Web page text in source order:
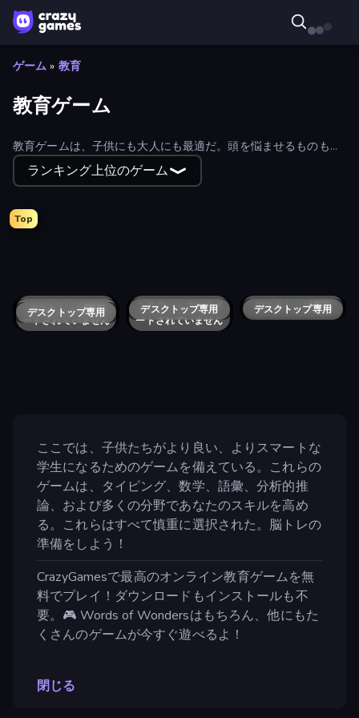
ゲーム » 教育
教育ゲーム
教育ゲームは、子供にも大人にも最適だ。頭を悩ませるものもあ
れば、頭の良さを発揮できるものもある。自分のスタイルに合っ
たものを選ぼう。
ランキング上位のゲーム
Top
Trivia Word Sauce Particle Clicker
Image Crossword Idle Animal Anatomy xor
このデバイスはサポ
ートされていません
Number Masters
このデバイスはサポ
ートされていません
GeoQuizle デスクトップ専用
Teacher Simulator
デスクトップ専用
ToT or Trivia デスクトップ専用Solar System Scope デスクトップ専用
Planetarium 2
デスクトップ専用The Evolution of Trust
ここでは、子供たちがより良い、よりスマートな
学生になるためのゲームを備えている。これらの
ゲームは、タイピング、数学、語彙、分析的推
論、および多くの分野であなたのスキルを高め
る。これらはすべて慎重に選択された。脳トレの
準備をしよう！
CrazyGamesで最高のオンライン教育ゲームを無
料でプレイ！ダウンロードもインストールも不
要。🎮 Words of Wondersはもちろん、他にもた
くさんのゲームが今すぐ遊べるよ！
閉じる